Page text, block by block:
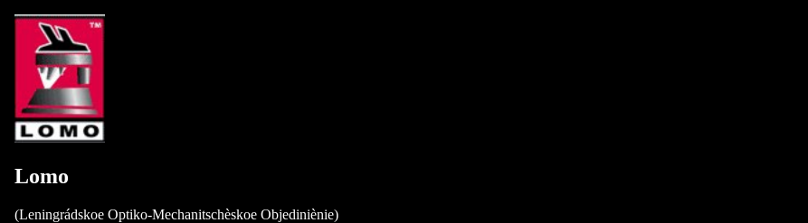
Lomo
(Leningrádskoe Optiko-Mechanitschèskoe Objediniènie)